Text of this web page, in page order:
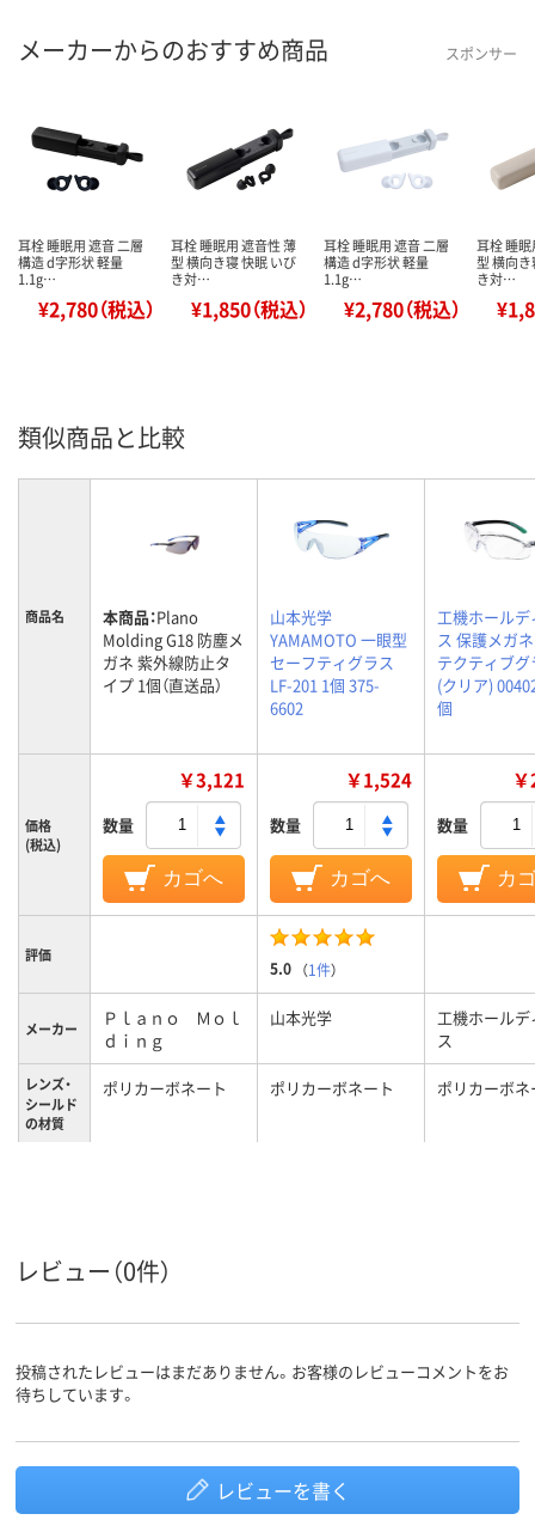
メーカーからのおすすめ商品 スポンサー
耳栓 睡眠用 遮音 二層
構造 d字形状 軽量
1.1g…
¥2,780（税込）
耳栓 睡眠用 遮音性 薄
型 横向き寝 快眠 いび
き対…
¥1,850（税込）
耳栓 睡眠用 遮音 二層
構造 d字形状 軽量
1.1g…
¥2,780（税込）
耳栓 睡
型 横向
き対…
類似商品と比較
商品名 本商品：Plano
Molding G18 防塵メ
ガネ 紫外線防止タ
イプ 1個（直送品）
山本光学
YAMAMOTO 一眼型
セーフティグラス
LF-201 1個 375-
6602
工機ホール
ス 保護メガ
テクティブグ
(クリア)
個
価格
(税込)
￥3,121
数量
カゴへ
￥1,524
数量
カゴへ
数量
カ
評価
5.0 （1件）
メーカー
Ｐｌａｎｏ Ｍｏｌ
ｄｉｎｇ
山本光学
工機ホール
ス
レンズ・
シールド
の材質
ポリカーボネート ポリカーボネート ポリカーボネ
レビュー（0件）
投稿されたレビューはまだありません。お客様のレビューコメントをお
待ちしています。
レビューを書く